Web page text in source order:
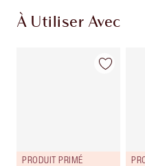
À Utiliser Avec
PRODUIT PRIMÉ